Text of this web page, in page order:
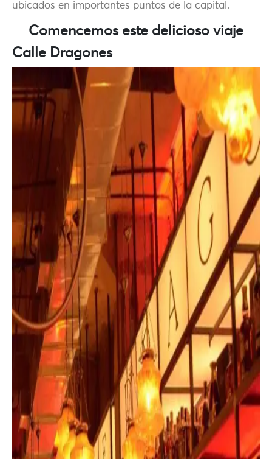
ubicados en importantes puntos de la capital.
Comencemos este delicioso viaje
Calle Dragones